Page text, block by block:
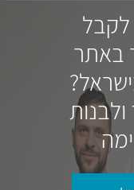
לקבל
באתר